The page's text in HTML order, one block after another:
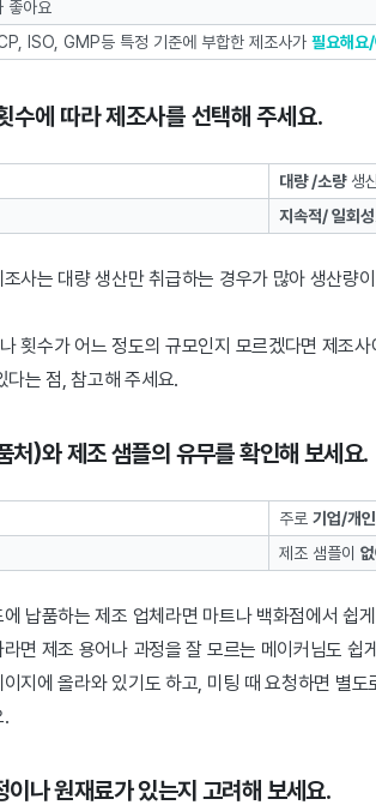
좋아요
ISO, GMP등 특정 기준에 부합한 제조사가 필요해요
수에 따라 제조사를 선택해 주세요.
대량 /소량생
지속적/ 일회성
사는 대량 생산만 취급하는 경우가 많아 생산량
횟수가 어느 정도의 규모인지 모르겠다면 제조
다는 점, 참고해 주세요.
처)와 제조 샘플의 유무를 확인해 보세요.
주로 기업/개인
제조 샘플이
납품하는 제조 업체라면 마트나 백화점에서 쉽
면 제조 용어나 과정을 잘 모르는 메이커님도 쉽
지에 올라와 있기도 하고, 미팅 때 요청하면 별
.
나 원재료가 있는지 고려해 보세요.